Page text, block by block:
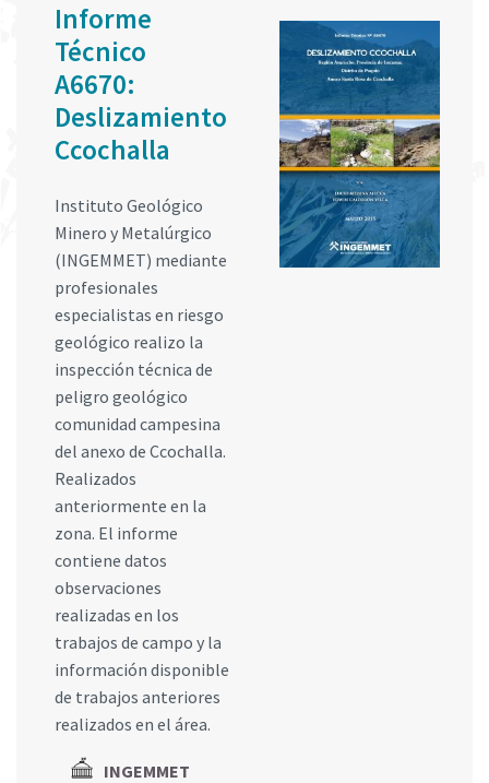
Informe
Técnico
A6670:
Deslizamiento
Ccochalla
Instituto Geológico
Minero y Metalúrgico
(INGEMMET) mediante
profesionales
especialistas en riesgo
geológico realizo la
inspección técnica de
peligro geológico
comunidad campesina
del anexo de Ccochalla.
Realizados
anteriormente en la
zona. El informe
contiene datos
observaciones
realizadas en los
trabajos de campo y la
información disponible
de trabajos anteriores
realizados en el área.
INGEMMET